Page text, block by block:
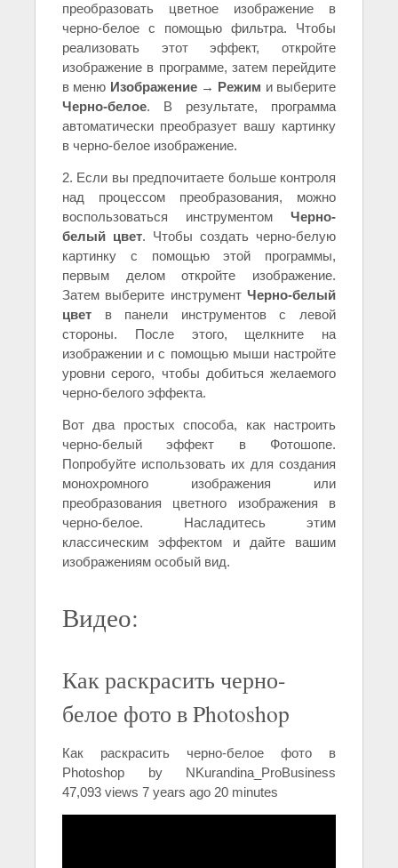
преобразовать цветное изображение в
черно-белое с помощью фильтра. Чтобы
реализовать этот эффект, откройте
изображение в программе, затем перейдите
в меню Изображение→ Режим и выберите
Черно-белое. В результате, программа
автоматически преобразует вашу картинку
в черно-белое изображение.
2. Если вы предпочитаете больше контроля
над процессом преобразования, можно
воспользоваться инструментом Черно-
белый цвет. Чтобы создать черно-белую
картинку с помощью этой программы,
первым делом откройте изображение.
Затем выберите инструмент Черно-белый
цвет в панели инструментов с левой
стороны. После этого, щелкните на
изображении и с помощью мыши настройте
уровни серого, чтобы добиться желаемого
черно-белого эффекта.
Вот два простых способа, как настроить
черно-белый эффект в Фотошопе.
Попробуйте использовать их для создания
монохромного изображения или
преобразования цветного изображения в
черно-белое. Насладитесь этим
классическим эффектом и дайте вашим
изображениям особый вид.
Видео:
Как раскрасить черно-
белое фото в Photoshop
Как раскрасить черно-белое фото в
Photoshop by NKurandina_ProBusiness
47,093 views 7 years ago 20 minutes